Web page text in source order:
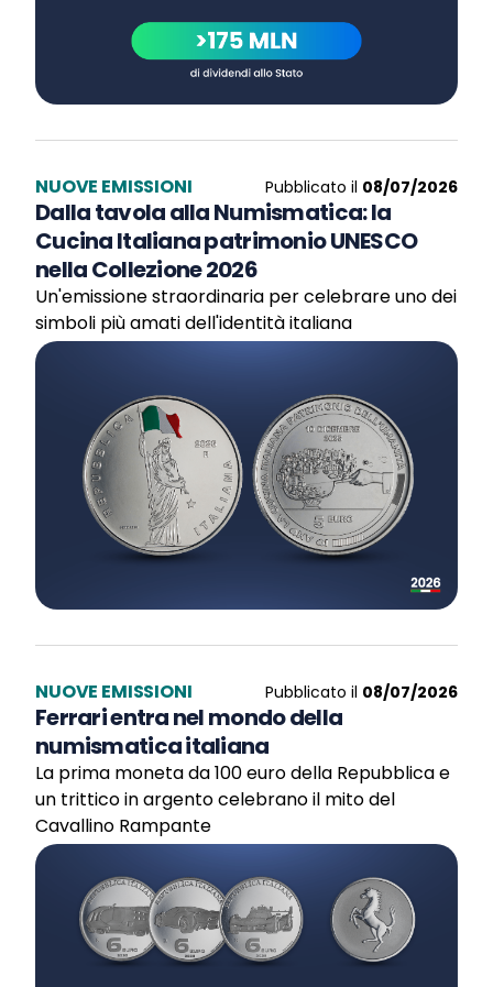
NUOVE EMISSIONI Pubblicato il 08/07/2026
Dalla tavola alla Numismatica: la
Cucina Italiana patrimonio UNESCO
nella Collezione 2026
Un'emissione straordinaria per celebrare uno dei
simboli più amati dell'identità italiana
NUOVE EMISSIONI Pubblicato il 08/07/2026
Ferrari entra nel mondo della
numismatica italiana
La prima moneta da 100 euro della Repubblica e
un trittico in argento celebrano il mito del
Cavallino Rampante